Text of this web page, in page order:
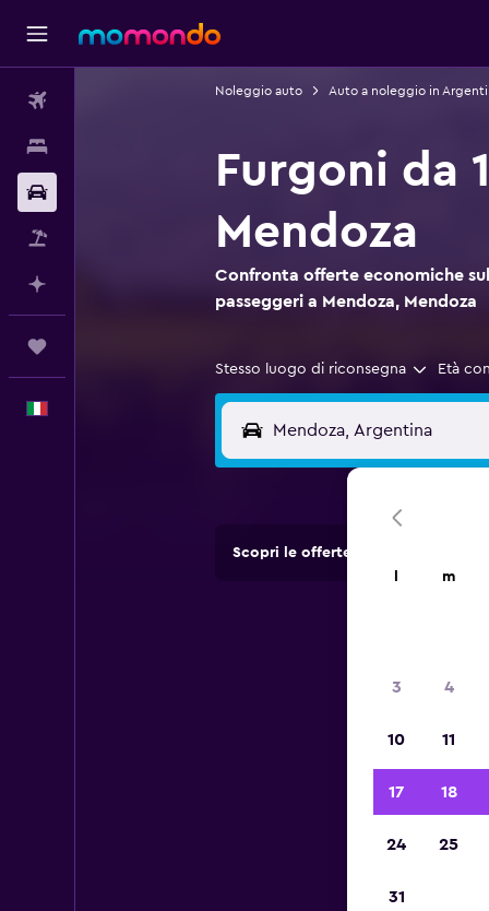
Noleggio auto Auto a noleggio in
Furgoni da
Mendoza
Confronta offerte economiche
passeggeri a Mendoza, Mendoza
Stesso luogo di riconsegna Età
Scopri le offerte di agenzie di
m
3 4
10 11
17 18
24 25
31